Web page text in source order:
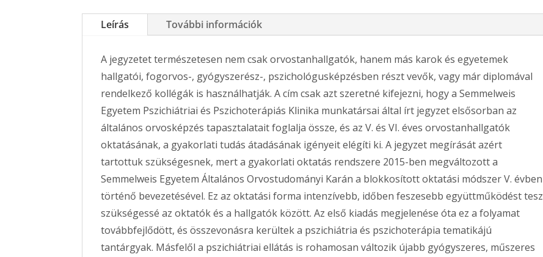
Leírás További információk
A jegyzetet természetesen nem csak orvostanhallgatók, hanem más karok és egyetemek
hallgatói, fogorvos-, gyógyszerész-, pszichológusképzésben részt vevők, vagy már diplomával
rendelkező kollégák is használhatják. A cím csak azt szeretné kifejezni, hogy a Semmelweis
Egyetem Pszichiátriai és Pszichoterápiás Klinika munkatársai által írt jegyzet elsősorban az
általános orvosképzés tapasztalatait foglalja össze, és az V. és VI. éves orvostanhallgatók
oktatásának, a gyakorlati tudás átadásának igényeit elégíti ki. A jegyzet megírását azért
tartottuk szükségesnek, mert a gyakorlati oktatás rendszere 2015-ben megváltozott a
Semmelweis Egyetem Általános Orvostudományi Karán a blokkosított oktatási módszer V. évben
történő bevezetésével. Ez az oktatási forma intenzívebb, időben feszesebb együttműködést tesz
szükségessé az oktatók és a hallgatók között. Az első kiadás megjelenése óta ez a folyamat
továbbfejlődött, és összevonásra kerültek a pszichiátria és pszichoterápia tematikájú
tantárgyak. Másfelől a pszichiátriai ellátás is rohamosan változik újabb gyógyszeres, műszeres